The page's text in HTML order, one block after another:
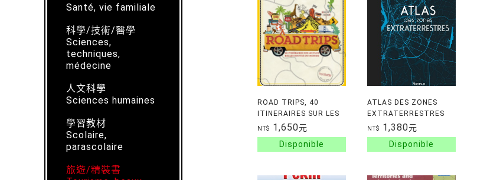
Santé, vie familiale
科學/技術/醫學
Sciences,
techniques,
médecine
人文科學
Sciences humaines
學習教材
Scolaire,
parascolaire
旅遊/精裝書
ROAD TRIPS, 40
ITINERAIRES SUR LES
PLUS BELLES ROUTES
DU MONDE
NT$ 1,650元
ATLAS DES ZONES
EXTRATERRESTRES
NT$ 1,380元